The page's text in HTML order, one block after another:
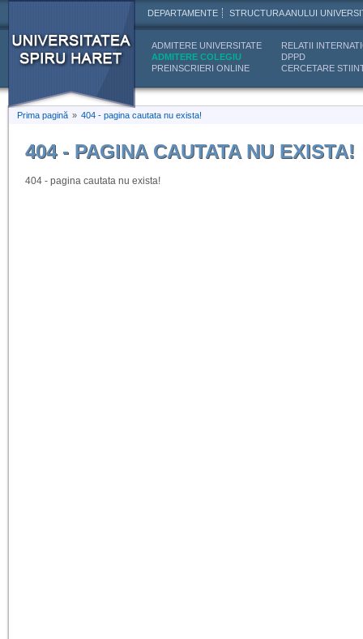
DEPARTAMENTE STRUCTURA ANULUI
ADMITERE UNIVERSITATE
ADMITERE COLEGIU
PREINSCRIERI ONLINE
RELATII
DPPD
CERCETARE
Prima pagină » 404 - pagina cautata nu exista!
404 - PAGINA CAUTATA NU EXISTA!
404 - pagina cautata nu exista!